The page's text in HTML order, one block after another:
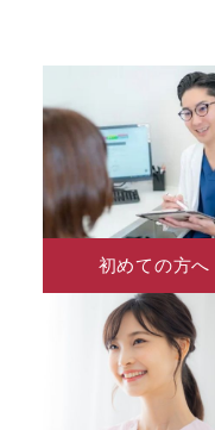
初めての方へ